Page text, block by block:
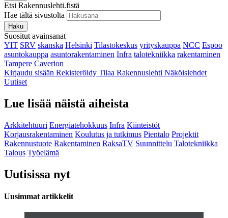
Etsi Rakennuslehti.fistä
Hae tältä sivustolta
Haku
Suositut avainsanat
YIT SRV skanska Helsinki Tilastokeskus yrityskauppa NCC Espoo
asuntokauppa asuntorakentaminen Infra talotekniikka rakentaminen
Tampere Caverion
Kirjaudu sisään Rekisteröidy Tilaa Rakennuslehti Näköislehdet
Uutiset
Lue lisää näistä aiheista
Arkkitehtuuri Energiatehokkuus Infra Kiinteistöt
Korjausrakentaminen Koulutus ja tutkimus Pientalo Projektit
Rakennustuote Rakentaminen RaksaTV Suunnittelu Talotekniikka
Talous Työelämä
Uutisissa nyt
Uusimmat artikkelit